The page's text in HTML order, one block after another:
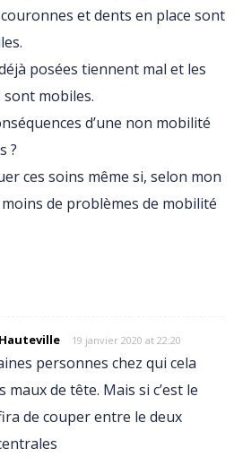
et dents en place sont
posées tiennent mal et les
mobiles.
d’une non mobilité
?
ces soins même si, selon mon
de problèmes de mobilité
19 janvier 2020 at 22:20
personnes chez qui cela
maux de tête. Mais si c’est le
de couper entre le deux